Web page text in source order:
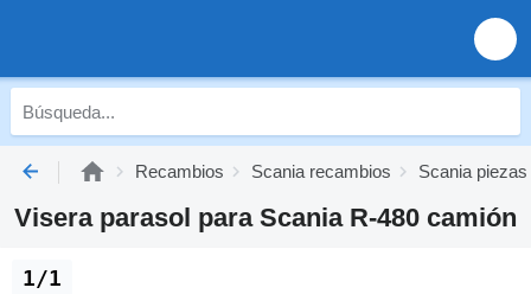
Recambios Scania recambios Scania
Visera parasol para Scania R-480 camión
1/1